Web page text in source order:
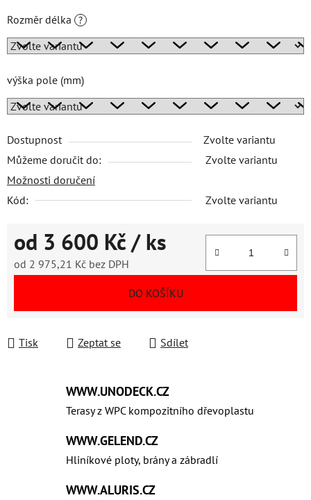
Rozměr délka ?
výška pole (mm)
Dostupnost
Zvolte variantu
Můžeme doručit do:
Zvolte variantu
Možnosti doručení
Kód:
Zvolte variantu
od 3 600 Kč/ ks
od 2 975,21 Kč bez DPH
DO KOŠÍKU
Tisk Zeptat se Sdílet
WWW.UNODECK.CZ
Terasy z WPC kompozitního dřevoplastu
WWW.GELEND.CZ
Hliníkové ploty, brány a zábradlí
WWW.ALURIS.CZ